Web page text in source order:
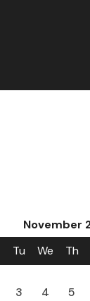
November
Tu We Th
3 4 5